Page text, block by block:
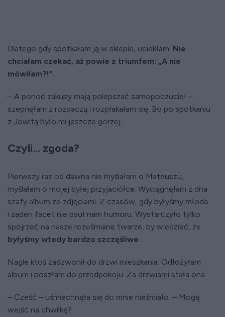
Dlatego gdy spotkałam ją w sklepie, uciekłam. Nie
chciałam czekać, aż powie z triumfem: „A nie
mówiłam?!”.
– A ponoć zakupy mają polepszać samopoczucie! –
szepnęłam z rozpaczą i rozpłakałam się. Bo po spotkaniu
z Jowitą było mi jeszcze gorzej...
Czyli... zgoda?
Pierwszy raz od dawna nie myślałam o Mateuszu,
myślałam o mojej byłej przyjaciółce. Wyciągnęłam z dna
szafy album ze zdjęciami. Z czasów, gdy byłyśmy młode
i żaden facet nie psuł nam humoru. Wystarczyło tylko
spojrzeć na nasze roześmiane twarze, by wiedzieć, że
byłyśmy wtedy bardzo szczęśliwe.
Nagle ktoś zadzwonił do drzwi mieszkania. Odłożyłam
album i poszłam do przedpokoju. Za drzwiami stała ona...
– Cześć – uśmiechnęła się do mnie nieśmiało. – Mogę
wejść na chwilkę?